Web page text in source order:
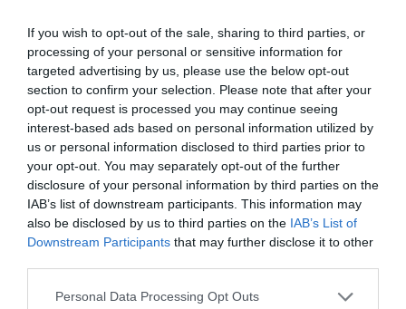
If you wish to opt-out of the sale, sharing to third parties, or
processing of your personal or sensitive information for
targeted advertising by us, please use the below opt-out
section to confirm your selection. Please note that after your
opt-out request is processed you may continue seeing
interest-based ads based on personal information utilized by
us or personal information disclosed to third parties prior to
your opt-out. You may separately opt-out of the further
disclosure of your personal information by third parties on the
IAB’s list of downstream participants. This information may
also be disclosed by us to third parties on the IAB’s List of
Downstream Participants that may further disclose it to other
Personal Data Processing Opt Outs
την Τέχνη και τον Πολιτισμό!